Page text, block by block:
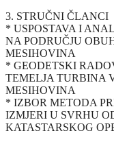
3. STRUČNI ČLANCI
* USPOSTAVA I
NA PODRUČJU
MESIHOVINA
* GEODETSKI
TEMELJA TURBINA
MESIHOVINA
* IZBOR METODA
IZMJERI U SVRHU
KATASTARSKOG